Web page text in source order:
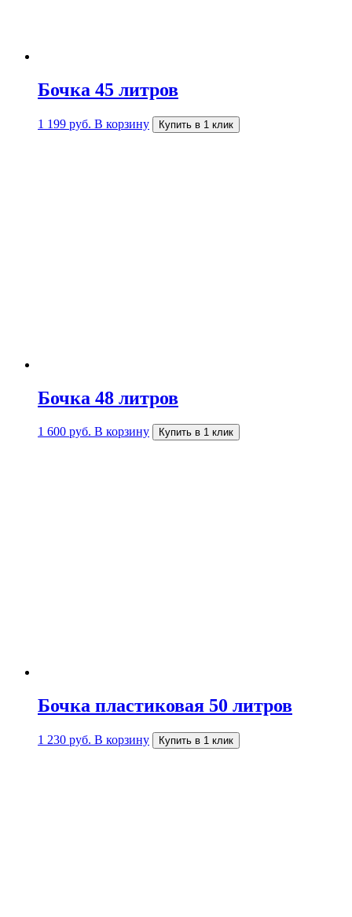
Бочка 45 литров
1 199 руб. В корзину Купить в 1 клик
Бочка 48 литров
1 600 руб. В корзину Купить в 1 клик
Бочка пластиковая 50 литров
1 230 руб. В корзину Купить в 1 клик